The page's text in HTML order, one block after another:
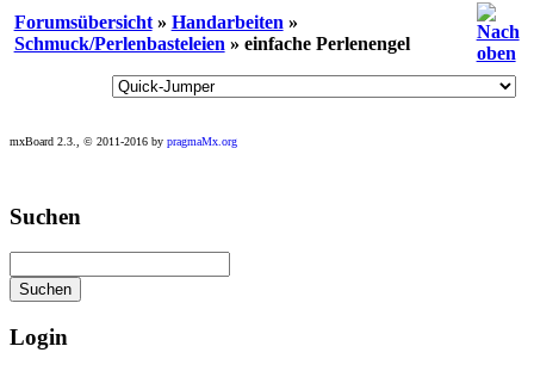
Forumsübersicht» Handarbeiten »
Schmuck/Perlenbasteleien » einfache Perlenengel
mxBoard 2.3., © 2011-2016 by pragmaMx.org
Play
best
casino
at
site
https://onlineslots.money/
Suchen
Login